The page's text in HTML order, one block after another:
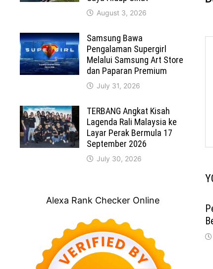
August 3, 2026
Samsung Bawa
Pengalaman Supergirl
Melalui Samsung Art Store
dan Paparan Premium
July 31, 2026
TERBANG Angkat Kisah
Lagenda Rali Malaysia ke
Layar Perak Bermula 17
September 2026
July 30, 2026
Alexa Rank Checker Online